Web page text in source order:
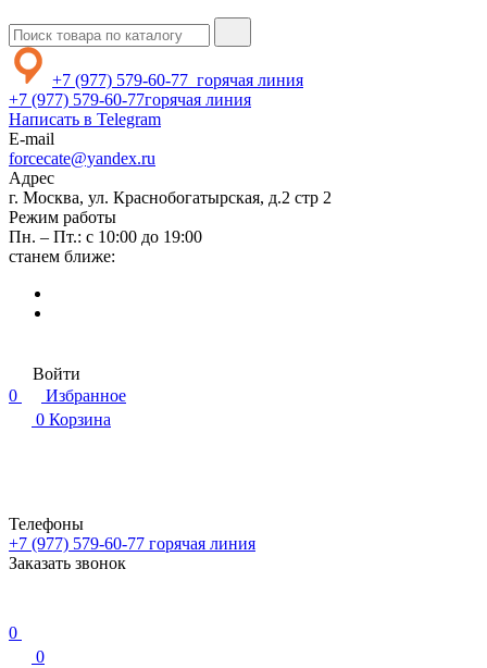
+7 (977) 579-60-77 горячая линия
+7 (977) 579-60-77горячая линия
Написать в Telegram
E-mail
forcecate@yandex.ru
Адрес
г. Москва, ул. Краснобогатырская, д.2 стр 2
Режим работы
Пн. – Пт.: с 10:00 до 19:00
станем ближе:
Войти
0
Избранное
0 Корзина
Телефоны
+7 (977) 579-60-77 горячая линия
Заказать звонок
0
0